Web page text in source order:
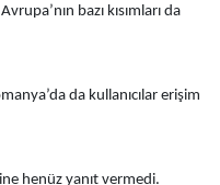
bazı kısımları da
da kullanıcılar erişim
henüz yanıt vermedi.